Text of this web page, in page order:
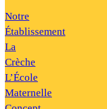
Notre
Établissement
La
Crèche
L’École
Maternelle